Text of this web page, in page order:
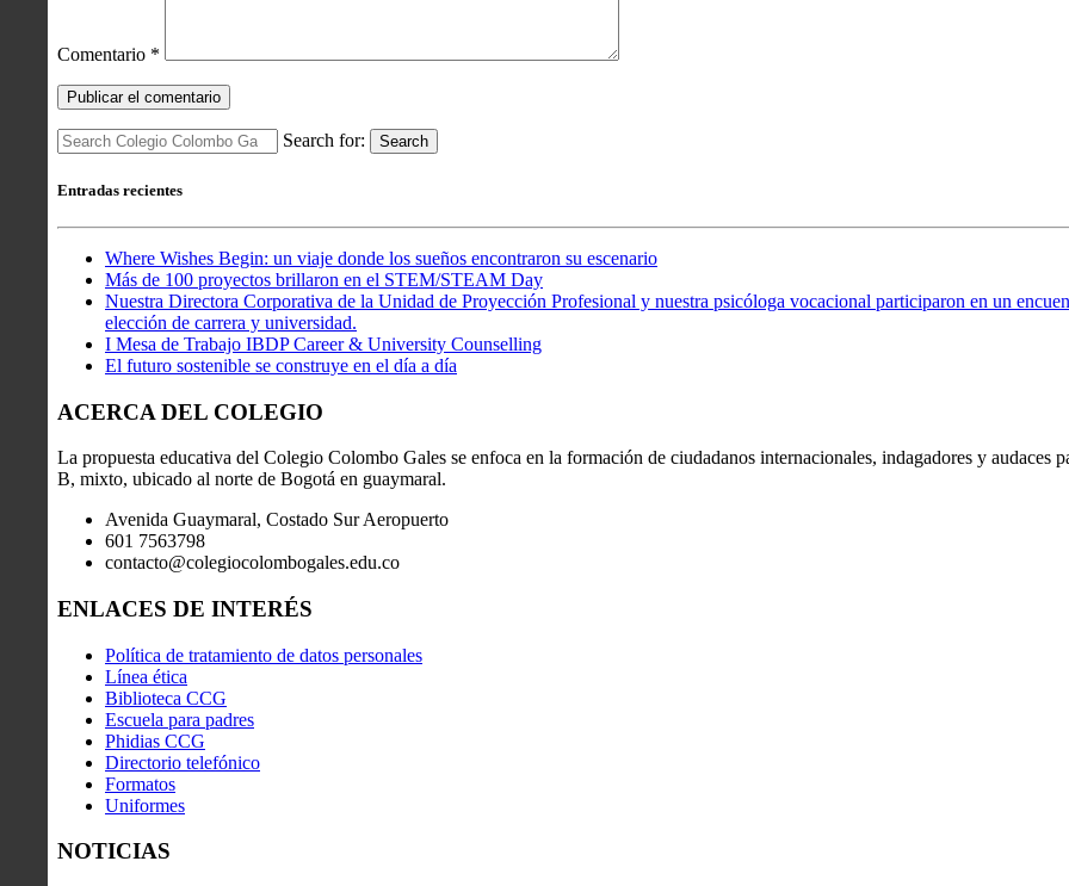
Comentario *
Search for: Search
Entradas recientes
Where Wishes Begin: un viaje donde los sueños encontraron su escenario
Más de 100 proyectos brillaron en el STEM/STEAM Day
Nuestra Directora Corporativa de la Unidad de Proyección Profesional y nuestra psicóloga vocacional participaron en un
elección de carrera y universidad.
I Mesa de Trabajo IBDP Career & University Counselling
El futuro sostenible se construye en el día a día
ACERCA DEL COLEGIO
La propuesta educativa del Colegio Colombo Gales se enfoca en la formación de ciudadanos internacionales, indagadores y
B, mixto, ubicado al norte de Bogotá en guaymaral.
Avenida Guaymaral, Costado Sur Aeropuerto
601 7563798
contacto@colegiocolombogales.edu.co
ENLACES DE INTERÉS
Política de tratamiento de datos personales
Línea ética
Biblioteca CCG
Escuela para padres
Phidias CCG
Directorio telefónico
Formatos
Uniformes
NOTICIAS